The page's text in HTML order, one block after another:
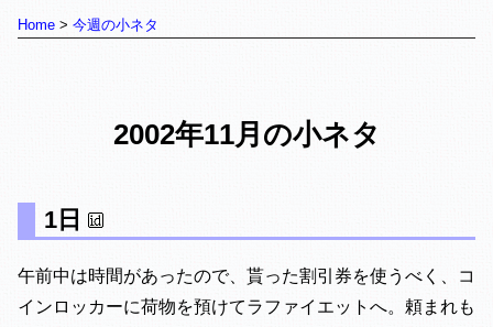
Home 今週の小ネタ
2002年11月の小ネタ
1日
午前中は時間があったので、貰った割引券を使うべく、コ
インロッカーに荷物を預けてラファイエットへ。頼まれも